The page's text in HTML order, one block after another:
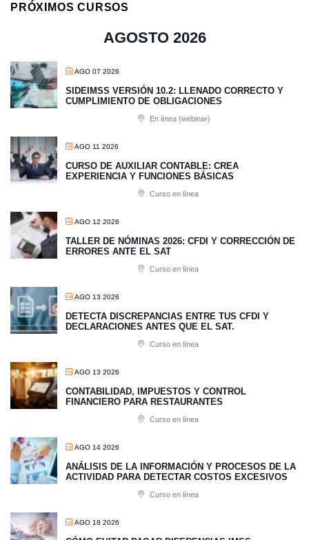
PRÓXIMOS CURSOS
AGOSTO 2026
AGO 07 2026
SIDEIMSS VERSIÓN 10.2: LLENADO CORRECTO Y
CUMPLIMIENTO DE OBLIGACIONES
En línea (webinar)
AGO 11 2026
CURSO DE AUXILIAR CONTABLE: CREA
EXPERIENCIA Y FUNCIONES BÁSICAS
Curso en línea
AGO 12 2026
TALLER DE NÓMINAS 2026: CFDI Y CORRECCIÓN DE
ERRORES ANTE EL SAT
Curso en línea
AGO 13 2026
​DETECTA DISCREPANCIAS ENTRE TUS CFDI Y
DECLARACIONES ANTES QUE EL SAT.
Curso en línea
AGO 13 2026
CONTABILIDAD, IMPUESTOS Y CONTROL
FINANCIERO PARA RESTAURANTES
Curso en línea
AGO 14 2026
ANÁLISIS DE LA INFORMACIÓN Y PROCESOS DE LA
ACTIVIDAD PARA DETECTAR COSTOS EXCESIVOS
Curso en línea
AGO 18 2026